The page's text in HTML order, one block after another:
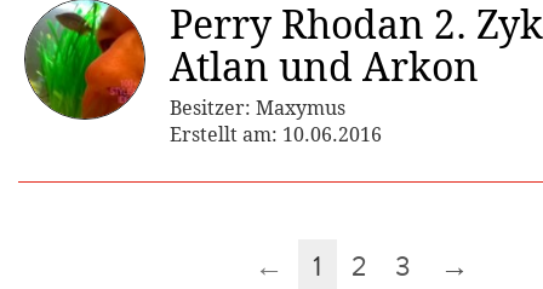
Perry Rhodan 2.
Atlan und Arkon
Besitzer: Maxymus
Erstellt am: 10.06.2016
← 1 2 3 →